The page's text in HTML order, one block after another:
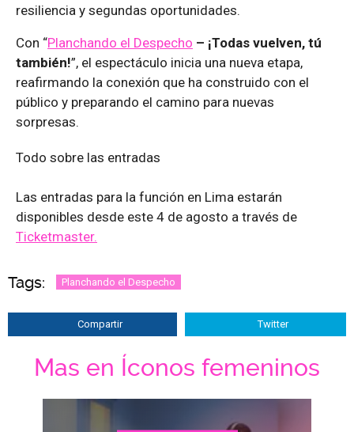
resiliencia y segundas oportunidades.
Con “Planchando el Despecho – ¡Todas vuelven, tú
también!”, el espectáculo inicia una nueva etapa,
reafirmando la conexión que ha construido con el
público y preparando el camino para nuevas
sorpresas.
Todo sobre las entradas
Las entradas para la función en Lima estarán
disponibles desde este 4 de agosto a través de
Ticketmaster.
Tags: Planchando el Despecho
Compartir Twitter
Mas en Íconos femeninos